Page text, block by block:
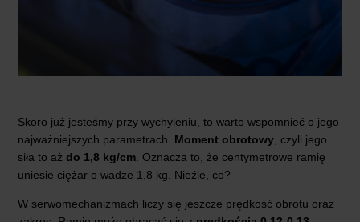
Skoro już jesteśmy przy wychyleniu, to warto wspomnieć o jego
najważniejszych parametrach. Moment obrotowy, czyli jego
siła to aż do 1,8 kg/cm. Oznacza to, że centymetrowe ramię
uniesie ciężar o wadze 1,8 kg. Nieźle, co?
W serwomechanizmach liczy się jeszcze prędkość obrotu oraz